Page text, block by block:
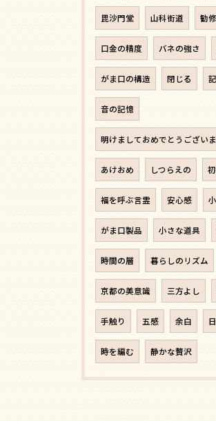
毘沙門堂 山科街道 勧
口金の精度 バネの強さ
がま口の構造 閉じる
音の記憶
明けましておめでとうござい
あけおめ しつらえの
福を呼ぶ言霊 安心感
がま口製品 小さな道具
時間の層 暮らしのリズム
京都の美意識 三方よし
手触り 五感 余白
時を編む 静かな贅沢